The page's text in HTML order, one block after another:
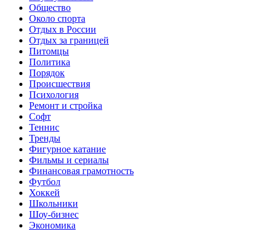
Общество
Около спорта
Отдых в России
Отдых за границей
Питомцы
Политика
Порядок
Происшествия
Психология
Ремонт и стройка
Софт
Теннис
Тренды
Фигурное катание
Фильмы и сериалы
Финансовая грамотность
Футбол
Хоккей
Школьники
Шоу-бизнес
Экономика